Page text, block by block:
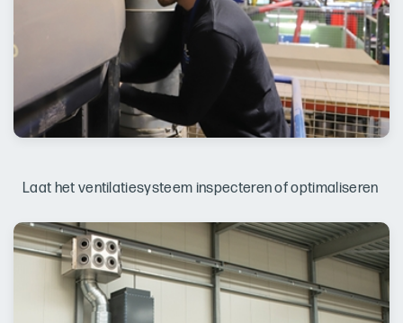
Laat het ventilatiesysteem inspecteren of optimaliseren